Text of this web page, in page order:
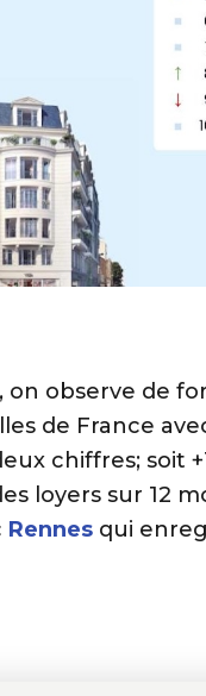
on observe de
de France
chiffres; soit
loyers sur 12
Rennes qui